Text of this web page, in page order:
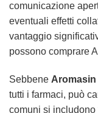
comunicazione
eventuali effetti
vantaggio
possono comprare
Sebbene Aromasin
tutti i farmaci, può
comuni si